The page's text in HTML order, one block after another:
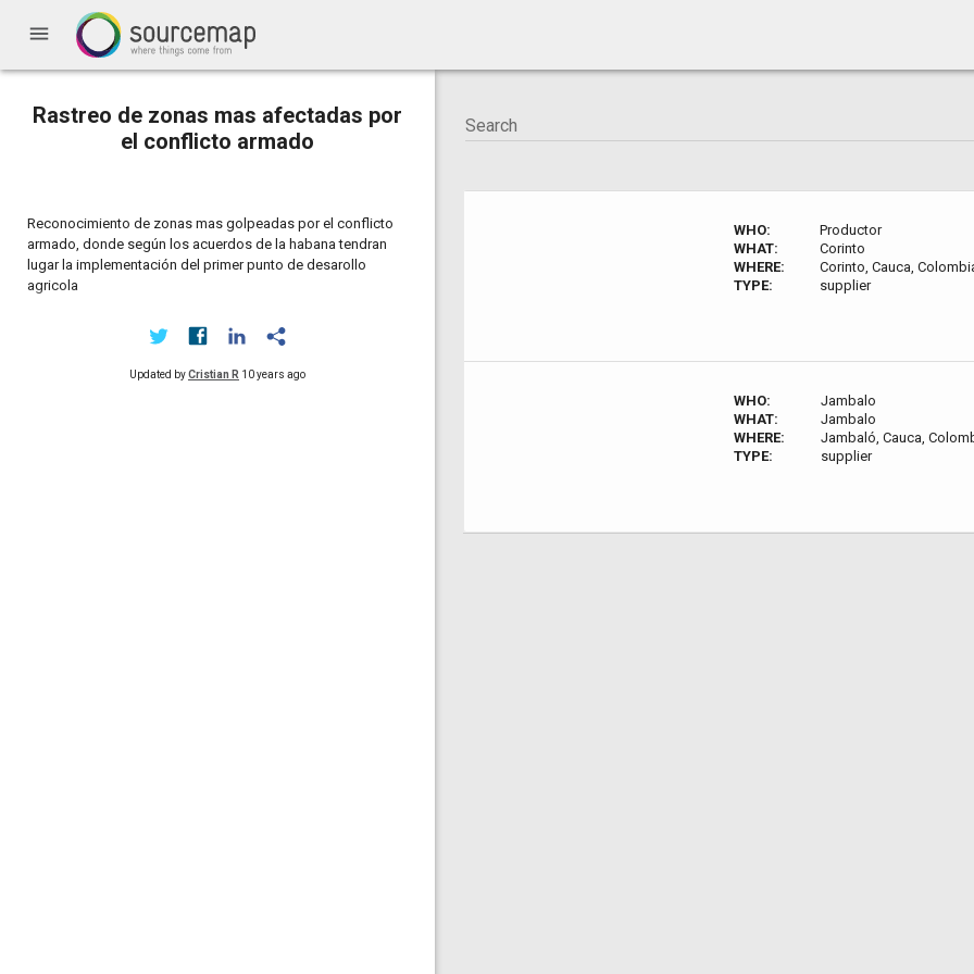
menu
Rastreo de zonas mas afectadas por
el conflicto armado
Reconocimiento de zonas mas golpeadas por el conflicto
armado, donde según los acuerdos de la habana tendran
lugar la implementación del primer punto de desarollo
agricola
Updated byCristian R 10 years ago
WHO:
Productor
WHAT:
Corinto
WHERE:
Corinto, Cauca,
TYPE:
supplier
WHO:
Jambalo
WHAT:
Jambalo
WHERE:
Jambaló, Cauca,
TYPE:
supplier